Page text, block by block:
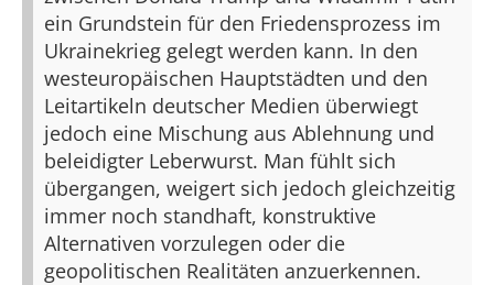
ein Grundstein für den Friedensprozess im
Ukrainekrieg gelegt werden kann. In den
westeuropäischen Hauptstädten und den
Leitartikeln deutscher Medien überwiegt
jedoch eine Mischung aus Ablehnung und
beleidigter Leberwurst. Man fühlt sich
übergangen, weigert sich jedoch gleichzeitig
immer noch standhaft, konstruktive
Alternativen vorzulegen oder die
geopolitischen Realitäten anzuerkennen.